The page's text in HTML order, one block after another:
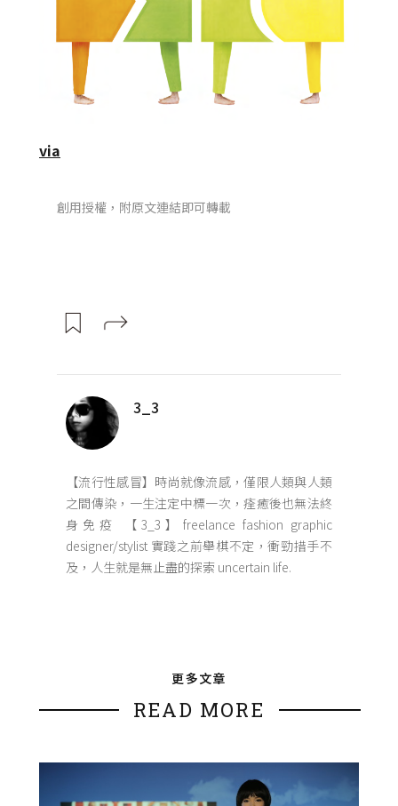
via
創用授權，附原文連結即可轉載
3_3
【流行性感冒】時尚就像流感，僅限人類與人類
之間傳染，一生注定中標一次，痊癒後也無法終
身免疫 【3_3】freelance fashion graphic
designer/stylist 實踐之前舉棋不定，衝勁措手不
及，人生就是無止盡的探索 uncertain life.
更多文章
READ MORE